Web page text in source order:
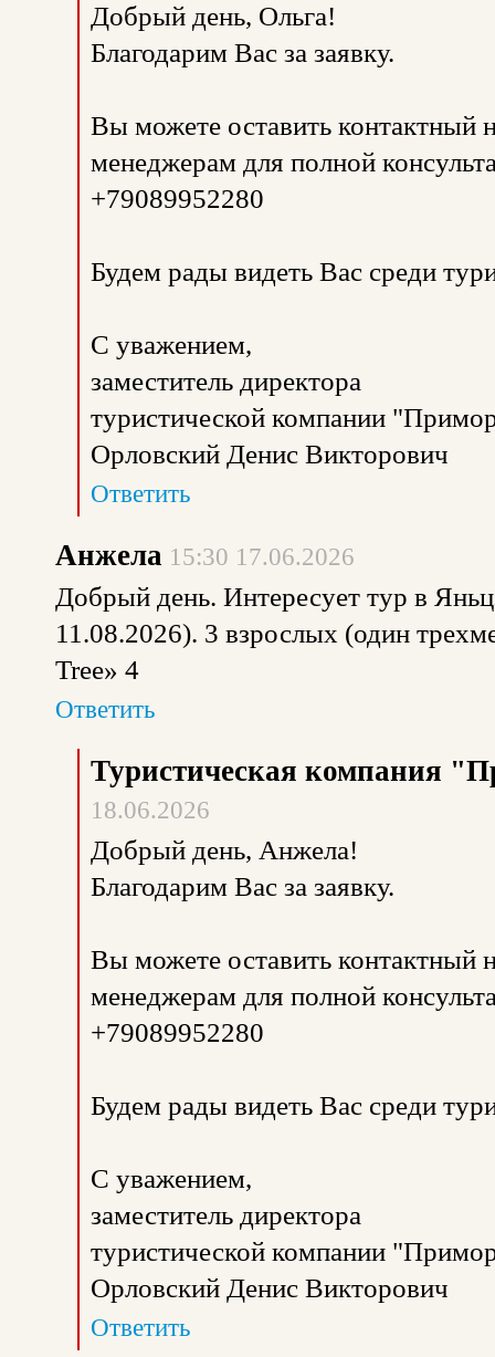
Добрый день, Ольга!
Благодарим Вас за заявку.
Вы можете оставить контактный
менеджерам для полной
+79089952280
Будем рады видеть Вас среди
С уважением,
заместитель директора
туристической компании
Орловский Денис Викторович
Ответить
Анжела 15:30 17.06.2026
Добрый день. Интересует тур в
11.08.2026). 3 взрослых (один
Tree» 4
Ответить
Туристическая компания
18.06.2026
Добрый день, Анжела!
Благодарим Вас за заявку.
Вы можете оставить контактный
менеджерам для полной
+79089952280
Будем рады видеть Вас среди
С уважением,
заместитель директора
туристической компании
Орловский Денис Викторович
Ответить